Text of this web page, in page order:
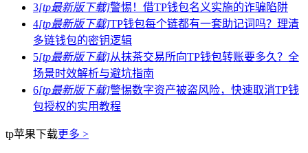
3[tp最新版下载]警惕！借TP钱包名义实施的诈骗陷阱
4[tp最新版下载]TP钱包每个链都有一套助记词吗？理清
多链钱包的密钥逻辑
5[tp最新版下载]从抹茶交易所向TP钱包转账要多久？全
场景时效解析与避坑指南
6[tp最新版下载]警惕数字资产被盗风险，快速取消TP钱
包授权的实用教程
tp苹果下载更多 >